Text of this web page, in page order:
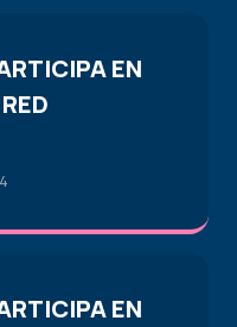
EN
EN